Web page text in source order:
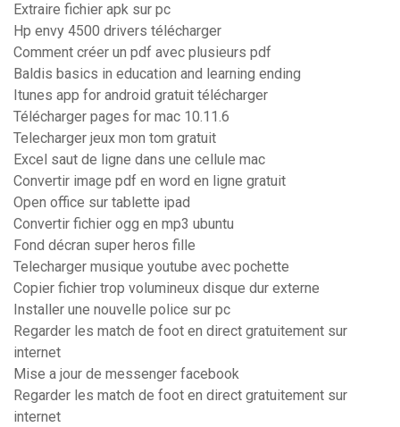
Extraire fichier apk sur pc
Hp envy 4500 drivers télécharger
Comment créer un pdf avec plusieurs pdf
Baldis basics in education and learning ending
Itunes app for android gratuit télécharger
Télécharger pages for mac 10.11.6
Telecharger jeux mon tom gratuit
Excel saut de ligne dans une cellule mac
Convertir image pdf en word en ligne gratuit
Open office sur tablette ipad
Convertir fichier ogg en mp3 ubuntu
Fond décran super heros fille
Telecharger musique youtube avec pochette
Copier fichier trop volumineux disque dur externe
Installer une nouvelle police sur pc
Regarder les match de foot en direct gratuitement sur
internet
Mise a jour de messenger facebook
Regarder les match de foot en direct gratuitement sur
internet